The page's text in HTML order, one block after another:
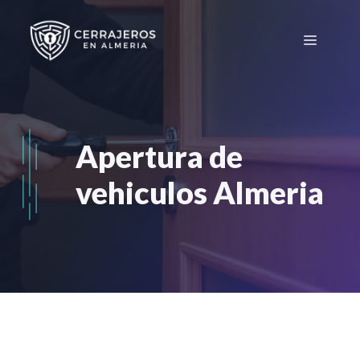
contenido
Menú
Apertura de
vehiculos Almeria